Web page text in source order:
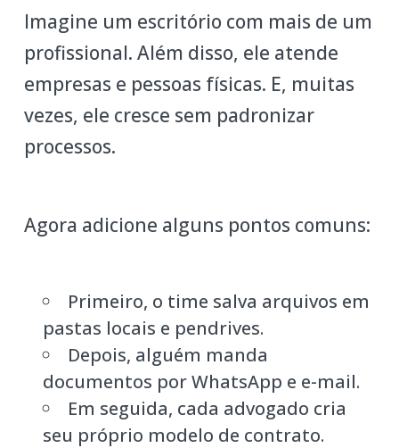
Imagine um escritório com mais de um
profissional. Além disso, ele atende
empresas e pessoas físicas. E, muitas
vezes, ele cresce sem padronizar
processos.
Agora adicione alguns pontos comuns:
Primeiro, o time salva arquivos em
pastas locais e pendrives.
Depois, alguém manda
documentos por WhatsApp e e-mail.
Em seguida, cada advogado cria
seu próprio modelo de contrato.